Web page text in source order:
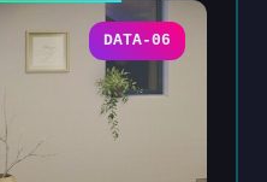
DATA-06